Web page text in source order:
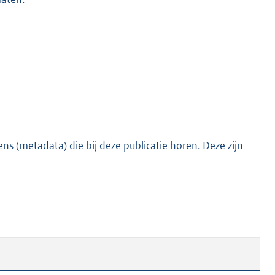
(metadata) die bij deze publicatie horen. Deze zijn